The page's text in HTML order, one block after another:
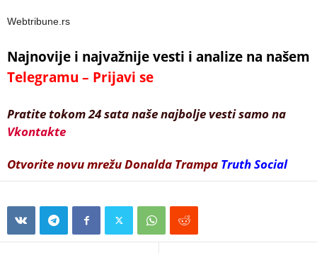
Webtribune.rs
Najnovije i najvažnije vesti i analize na našem
Telegramu – Prijavi se
Pratite tokom 24 sata naše najbolje vesti samo na
Vkontakte
Otvorite novu mrežu Donalda Trampa Truth Social